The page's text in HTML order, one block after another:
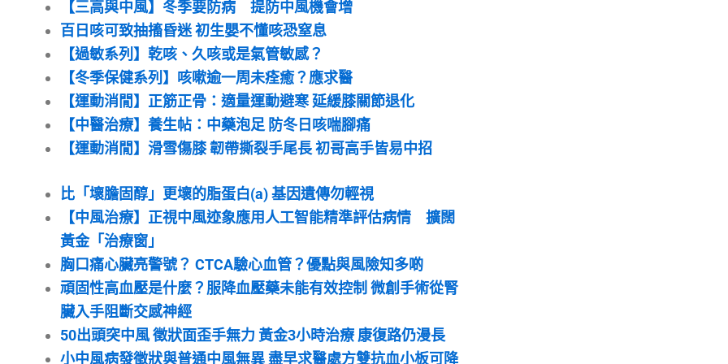
【三高與中風】冬季要防病 提防中風機會增
百日咳可致抽搐昏迷 初生嬰不懂咳恐窒息
【過敏系列】乾咳、久咳或是氣管敏感？
【冬季保健系列】咳嗽逾一周未痊癒？應求醫
【運動消閒】正筋正骨：適量運動避寒 延緩膝關節退化
【中醫治療】養生帖：中藥泡足 防冬日咳喘腳痛
【運動消閒】滑雪傷膝 韌帶撕裂手尾長 初哥高手皆易中招
比「壞膽固醇」更壞的脂蛋白(a) 基因遺傳勿輕視
【中風治療】正視中風迹象應用人工智能精準評估病情 擴闊
黃金「治療窗」
胸口痛心臟亮警號？ CTCA驗心血管？優點與風險知多啲
頑固性高血壓是什麼？服降血壓藥未能有效控制 微創手術從腎
臟入手阻斷交感神經
50出頭突中風 徵狀面歪手無力 黃金3小時治療 康復路仍漫長
小中風病發徵狀與普通中風無異 盡早求醫處方雙抗血小板可降